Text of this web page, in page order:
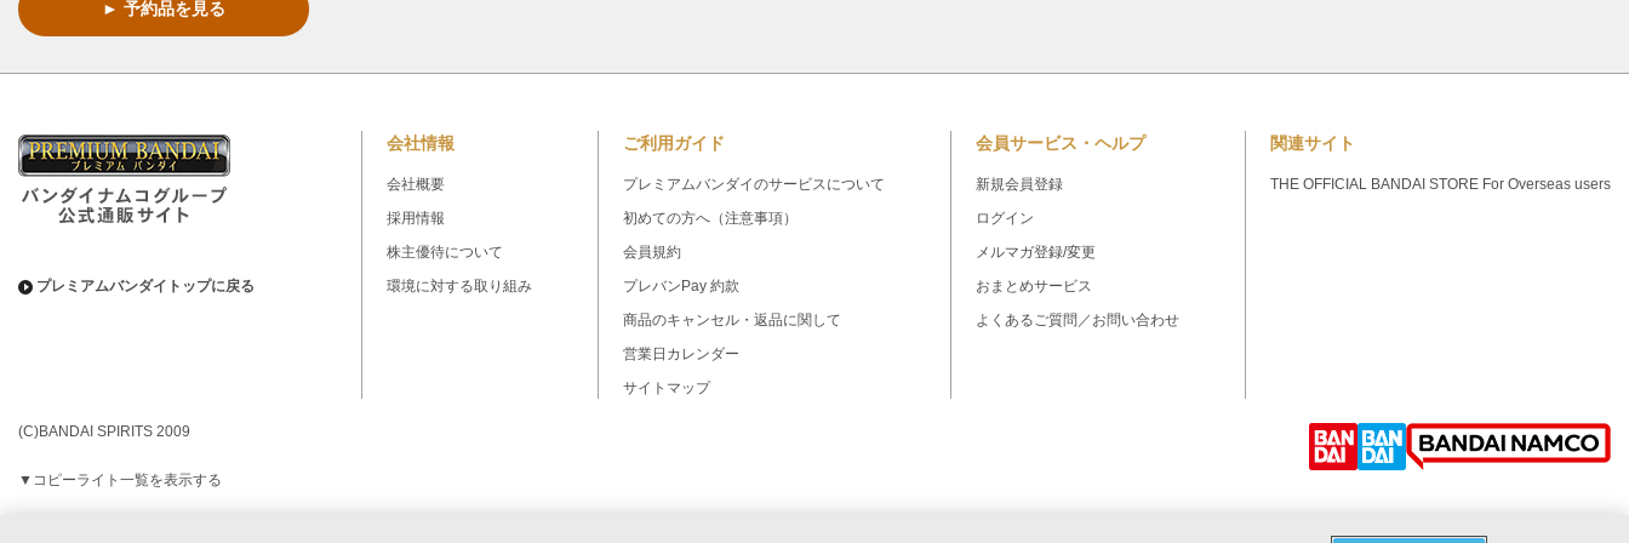
► 予約品を見る
プレミアムバンダイトップに戻る
会社情報
会社概要
採用情報
株主優待について
環境に対する取り組み
ご利用ガイド
プレミアムバンダイのサービスについて
初めての方へ（注意事項）
会員規約
プレバンPay 約款
商品のキャンセル・返品に関して
営業日カレンダー
サイトマップ
会員サービス・ヘルプ
新規会員登録
ログイン
メルマガ登録/変更
おまとめサービス
よくあるご質問／お問い合わせ
関連サイト
THE OFFICIAL BANDAI STORE For Overseas users
(C)BANDAI SPIRITS 2009
▼コピーライト一覧を表示する